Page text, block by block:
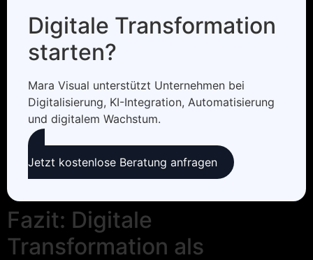
Digitale Transformation
starten?
Mara Visual unterstützt Unternehmen bei
Digitalisierung, KI-Integration, Automatisierung
und digitalem Wachstum.
Jetzt kostenlose Beratung anfragen
Fazit: Digitale
Transformation als